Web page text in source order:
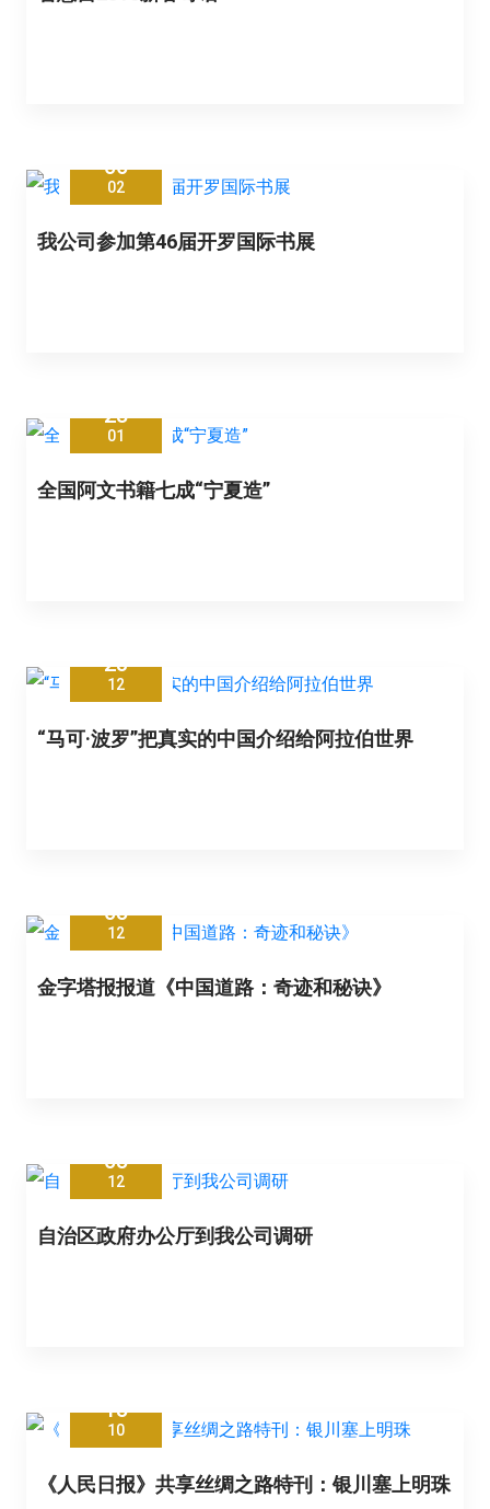
06
02
我公司参加第46届开罗国际书展
28
01
全国阿文书籍七成“宁夏造”
23
12
“马可·波罗”把真实的中国介绍给阿拉伯世界
05
12
金字塔报报道《中国道路：奇迹和秘诀》
05
12
自治区政府办公厅到我公司调研
15
10
《人民日报》共享丝绸之路特刊：银川塞上明珠